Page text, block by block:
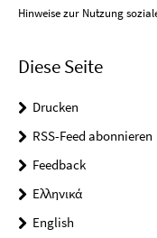
Hinweise zur Nutzung
Diese Seite
Drucken
RSS-Feed abonnieren
Feedback
Ελληνικά
English